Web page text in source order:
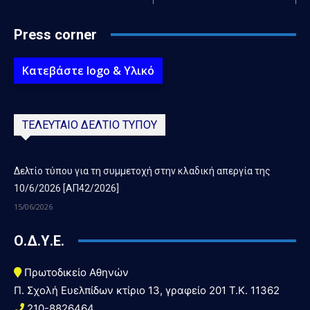
Press corner
Κατεβάστε logo & Υλικό
ΤΕΛΕΥΤΑΙΟ ΔΕΛΤΙΟ ΤΥΠΟΥ
Δελτίο τύπου για τη συμμετοχή στην κλαδική απεργία της
10/6/2026 [ΑΠ42/2026]
15/06/2026
Ο.Δ.Υ.Ε.
Πρωτοδικείο Αθηνών
Π. Σχολή Ευελπίδων κτίριο 13, γραφείο 201 T.K. 11362